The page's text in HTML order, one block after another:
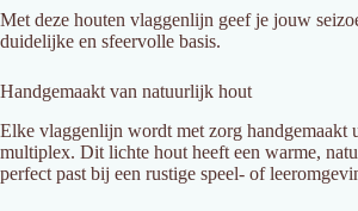
Met deze houten vlaggenlijn geefje jouw
duidelijke en sfeervolle basis.
Handgemaakt van natuurlijk hout
Elke vlaggenlijn wordt met zorg handgemaakt
multiplex. Dit lichte hout heeft een warme,
perfect past bij een rustige speel- of